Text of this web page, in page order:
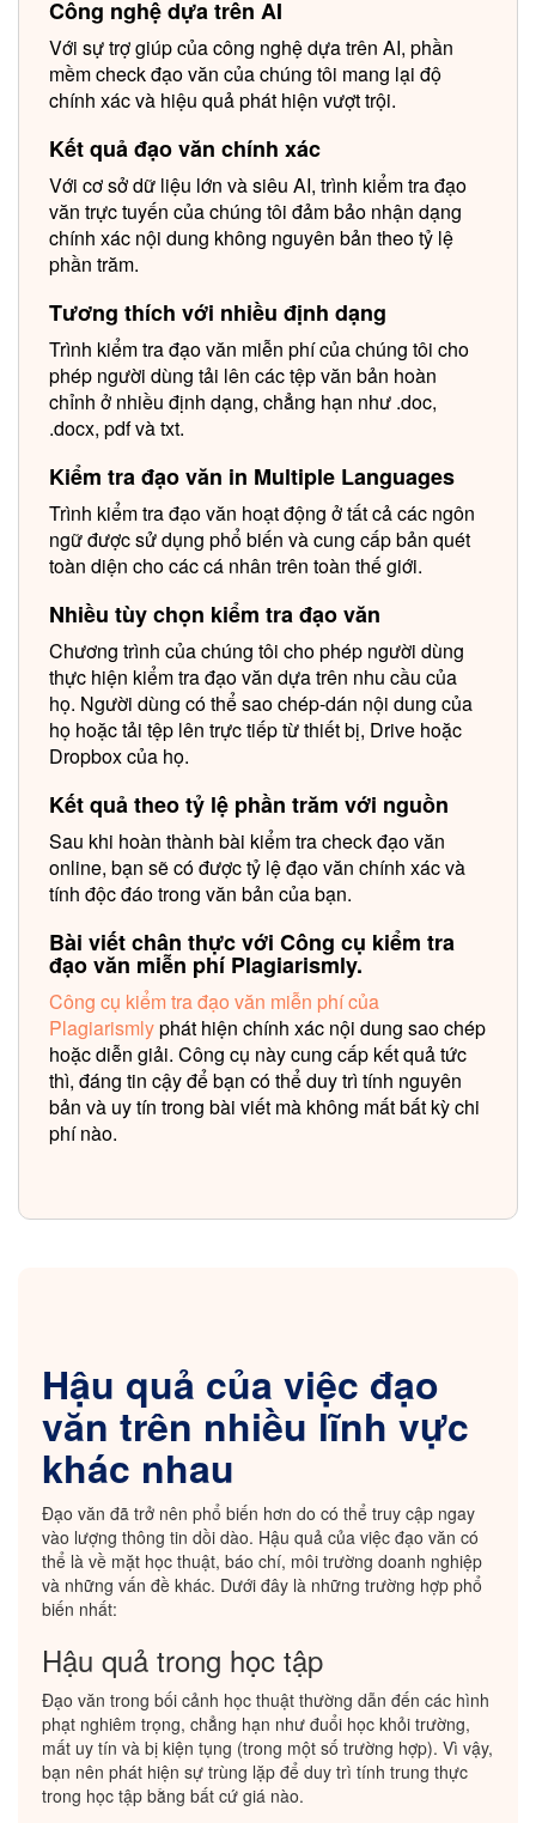
Công nghệ dựa trên AI
Với sự trợ giúp của công nghệ dựa trên AI, phần
mềm check đạo văn của chúng tôi mang lại độ
chính xác và hiệu quả phát hiện vượt trội.
Kết quả đạo văn chính xác
Với cơ sở dữ liệu lớn và siêu AI, trình kiểm tra đạo
văn trực tuyến của chúng tôi đảm bảo nhận dạng
chính xác nội dung không nguyên bản theo tỷ lệ
phần trăm.
Tương thích với nhiều định dạng
Trình kiểm tra đạo văn miễn phí của chúng tôi cho
phép người dùng tải lên các tệp văn bản hoàn
chỉnh ở nhiều định dạng, chẳng hạn như .doc,
.docx, pdf và txt.
Kiểm tra đạo văn in Multiple Languages
Trình kiểm tra đạo văn hoạt động ở tất cả các ngôn
ngữ được sử dụng phổ biến và cung cấp bản quét
toàn diện cho các cá nhân trên toàn thế giới.
Nhiều tùy chọn kiểm tra đạo văn
Chương trình của chúng tôi cho phép người dùng
thực hiện kiểm tra đạo văn dựa trên nhu cầu của
họ. Người dùng có thể sao chép-dán nội dung của
họ hoặc tải tệp lên trực tiếp từ thiết bị, Drive hoặc
Dropbox của họ.
Kết quả theo tỷ lệ phần trăm với nguồn
Sau khi hoàn thành bài kiểm tra check đạo văn
online, bạn sẽ có được tỷ lệ đạo văn chính xác và
tính độc đáo trong văn bản của bạn.
Bài viết chân thực với Công cụ kiểm tra
đạo văn miễn phí Plagiarismly.
Công cụ kiểm tra đạo văn miễn phí của
Plagiarismlyphát hiện chính xác nội dung sao chép
hoặc diễn giải. Công cụ này cung cấp kết quả tức
thì, đáng tin cậy để bạn có thể duy trì tính nguyên
bản và uy tín trong bài viết mà không mất bất kỳ chi
phí nào.
Hậu quả của việc đạo
văn trên nhiều lĩnh vực
khác nhau
Đạo văn đã trở nên phổ biến hơn do có thể truy cập ngay
vào lượng thông tin dồi dào. Hậu quả của việc đạo văn có
thể là về mặt học thuật, báo chí, môi trường doanh nghiệp
và những vấn đề khác. Dưới đây là những trường hợp phổ
biến nhất:
Hậu quả trong học tập
Đạo văn trong bối cảnh học thuật thường dẫn đến các hình
phạt nghiêm trọng, chẳng hạn như đuổi học khỏi trường,
mất uy tín và bị kiện tụng (trong một số trường hợp). Vì vậy,
bạn nên phát hiện sự trùng lặp để duy trì tính trung thực
trong học tập bằng bất cứ giá nào.